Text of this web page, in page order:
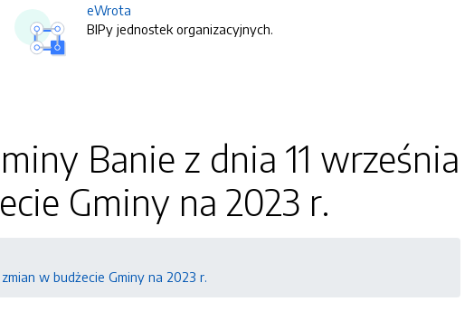
eWrota
BIPy jednostek organizacyjnych.
Banie z dnia 11 września
Gminy na 2023 r.
w budżecie Gminy na 2023 r.